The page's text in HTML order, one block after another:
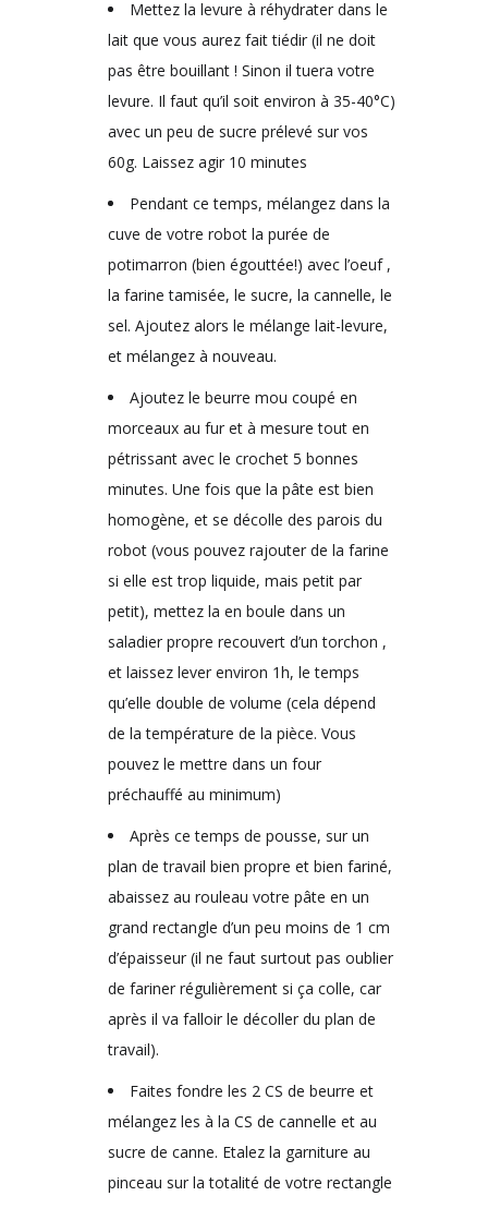
Mettez la levure à réhydrater dans le
lait que vous aurez fait tiédir (il ne doit
pas être bouillant ! Sinon il tuera votre
levure. Il faut qu’il soit environ à 35-40°C)
avec un peu de sucre prélevé sur vos
60g. Laissez agir 10 minutes
Pendant ce temps, mélangez dans la
cuve de votre robot la purée de
potimarron (bien égouttée!) avec l’oeuf ,
la farine tamisée, le sucre, la cannelle, le
sel. Ajoutez alors le mélange lait-levure,
et mélangez à nouveau.
Ajoutez le beurre mou coupé en
morceaux au fur et à mesure tout en
pétrissant avec le crochet 5 bonnes
minutes. Une fois que la pâte est bien
homogène, et se décolle des parois du
robot (vous pouvez rajouter de la farine
si elle est trop liquide, mais petit par
petit), mettez la en boule dans un
saladier propre recouvert d’un torchon ,
et laissez lever environ 1h, le temps
qu’elle double de volume (cela dépend
de la température de la pièce. Vous
pouvez le mettre dans un four
préchauffé au minimum)
Après ce temps de pousse, sur un
plan de travail bien propre et bien fariné,
abaissez au rouleau votre pâte en un
grand rectangle d’un peu moins de 1 cm
d’épaisseur (il ne faut surtout pas oublier
de fariner régulièrement si ça colle, car
après il va falloir le décoller du plan de
travail).
Faites fondre les 2 CS de beurre et
mélangez les à la CS de cannelle et au
sucre de canne. Etalez la garniture au
pinceau sur la totalité de votre rectangle